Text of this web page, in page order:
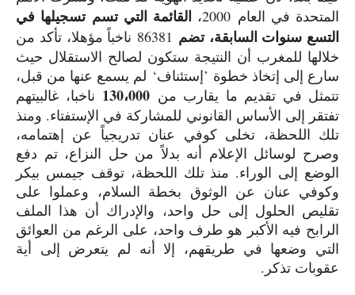
المتحدة في العام 2000، القائمة التي تسم تسجيلها في
التسع سنوات السابقة، تضم 86381 ناخباً مؤهلا، تأكد من
خلالها للمغرب أن النتيجة ستكون لصالح الاستقلال حيث
سارع إلى إتخاذ خطوة ’إستئناف‘ لم يسمع عنها من قبل،
تتمثل في تقديم ما يقارب من
130،000
ناخبا، غالبيتهم
تفتقر إلى الأساس القانوني للمشاركة في الإستفتاء. ومنذ
تلك اللحظة، تخلى كوفي عنان تدريجياً عن إهتمامه،
وصرح لوسائل الإعلام أنه بدلاً من حل النزاع، تم دفع
الوضع إلى الوراء. منذ تلك اللحظة، توقف جيمس بيكر
وكوفي عنان عن الوثوق بخطة السلام، وعملوا على
تقليص الحلول إلى حل واحد، والإدراك أن هذا الملف
الرابح فيه الأكبر هو طرف واحد، على الرغم من العوائق
التي وضعها في طريقهم، إلا أنه لم يتعرض إلى أية
عقوبات تذكر.